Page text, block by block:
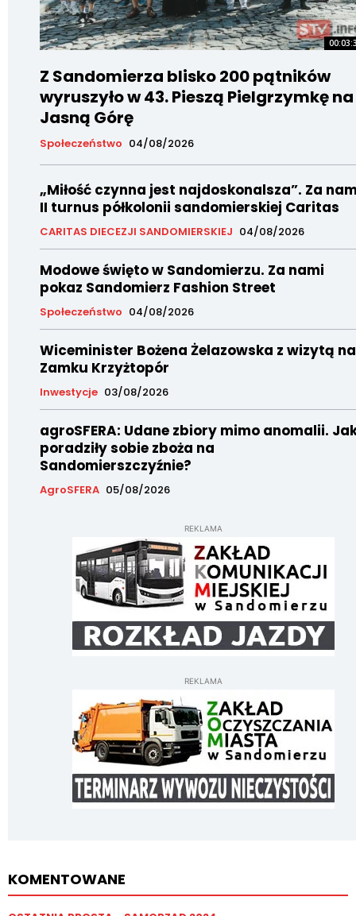
Z Sandomierza blisko 200 pątników
wyruszyło w 43. Pieszą Pielgrzymkę na
Jasną Górę
Społeczeństwo 04/08/2026
„Miłość czynna jest najdoskonalsza”. Za
II turnus półkolonii sandomierskiej Caritas
CARITAS DIECEZJI SANDOMIERSKIEJ 04/08/2026
Modowe święto w Sandomierzu. Za nami
pokaz Sandomierz Fashion Street
Społeczeństwo 04/08/2026
Wiceminister Bożena Żelazowska z wizytą na
Zamku Krzyżtopór
Inwestycje 03/08/2026
agroSFERA: Udane zbiory mimo anomalii.
poradziły sobie zboża na
Sandomierszczyźnie?
AgroSFERA 05/08/2026
REKLAMA
REKLAMA
KOMENTOWANE